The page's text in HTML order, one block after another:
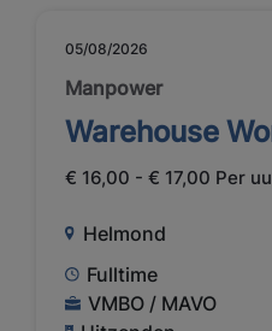
05/08/2026
Manpower
Warehouse
€ 16,00 - € 17,00 Per
Helmond
Fulltime
VMBO / MAVO